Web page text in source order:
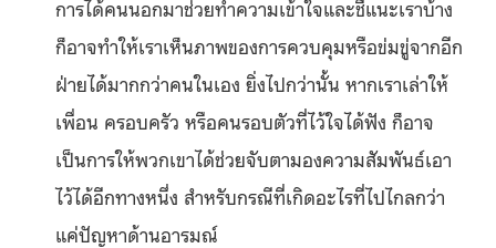
การได้คนนอกมาช่วยทำความเข้าใจและชี้แนะเราบ้าง
ก็อาจทำให้เราเห็นภาพของการควบคุมหรือข่มขู่จากอีก
ฝ่ายได้มากกว่าคนในเอง ยิ่งไปกว่านั้น หากเราเล่าให้
เพื่อน ครอบครัว หรือคนรอบตัวที่ไว้ใจได้ฟัง ก็อาจ
เป็นการให้พวกเขาได้ช่วยจับตามองความสัมพันธ์เอา
ไว้ได้อีกทางหนึ่ง สำหรับกรณีที่เกิดอะไรที่ไปไกลกว่า
แค่ปัญหาด้านอารมณ์